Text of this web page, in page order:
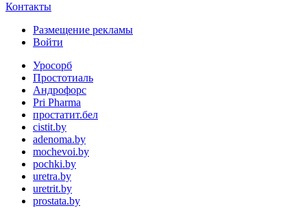
Контакты
Размещение рекламы
Войти
Уросорб
Простотиаль
Андрофорс
Pri Pharma
простатит.бел
cistit.by
adenoma.by
mochevoi.by
pochki.by
uretra.by
uretrit.by
prostata.by